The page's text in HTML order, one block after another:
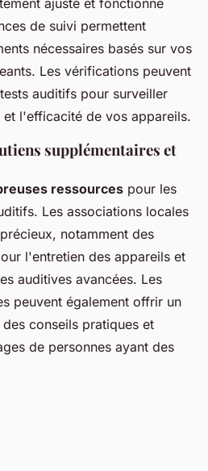
ajusté et fonctionne
de suivi permettent
nécessaires basés sur vos
Les vérifications peuvent
auditifs pour surveiller
l'efficacité de vos appareils.
supplémentaires et
ressources pour les
Les associations locales
notamment des
l'entretien des appareils et
auditives avancées. Les
peuvent également offrir un
conseils pratiques et
de personnes ayant des